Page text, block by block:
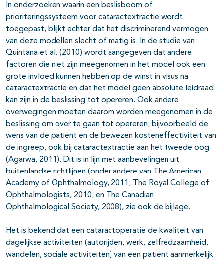
In onderzoeken waarin een beslisboom of
prioriteringssysteem voor cataractextractie wordt
toegepast, blijkt echter dat het discriminerend vermogen
van deze modellen slecht of matig is. In de studie van
Quintana et al. (2010) wordt aangegeven dat andere
factoren die niet zijn meegenomen in het model ook een
grote invloed kunnen hebben op de winst in visus na
cataractextractie en dat het model geen absolute leidraad
kan zijn in de beslissing tot opereren. Ook andere
overwegingen moeten daarom worden meegenomen in de
beslissing om over te gaan tot opereren; bijvoorbeeld de
wens van de patiënt en de bewezen kosteneffectiviteit van
de ingreep, ook bij cataractextractie aan het tweede oog
(Agarwa, 2011). Dit is in lijn met aanbevelingen uit
buitenlandse richtlijnen (onder andere van The American
Academy of Ophthalmology, 2011; The Royal College of
Ophthalmologists, 2010; en The Canadian
Ophthalmological Society, 2008), zie ook de bijlage.
Het is bekend dat een cataractoperatie de kwaliteit van
dagelijkse activiteiten (autorijden, werk, zelfredzaamheid,
wandelen, sociale activiteiten) van een patiënt aanmerkelijk